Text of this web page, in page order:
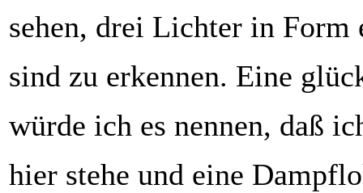
sehen, drei Lichter in Form
sind zu erkennen. Eine
würde ich es nennen, daß
hier stehe und eine